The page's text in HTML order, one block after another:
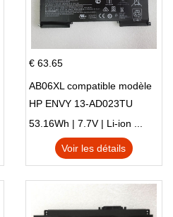
€ 63.65
AB06XL compatible modèle
HP ENVY 13-AD023TU
HSTNN-DB8C 921438-855
TPN-I128
53.16Wh | 7.7V | Li-ion ...
Voir les détails